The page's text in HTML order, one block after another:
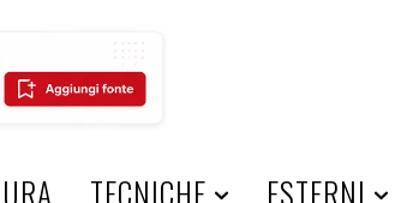
TECNICHE ESTERNI